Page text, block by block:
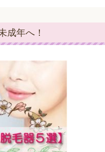
成年へ！